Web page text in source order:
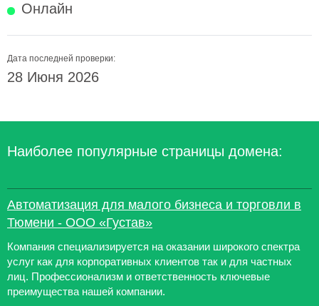
Онлайн
Дата последней проверки:
28 Июня 2026
Наиболее популярные страницы домена:
Автоматизация для малого бизнеса и торговли в
Тюмени - ООО «Густав»
Компания специализируется на оказании широкого спектра
услуг как для корпоративных клиентов так и для частных
лиц. Профессионализм и ответственность ключевые
преимущества нашей компании.